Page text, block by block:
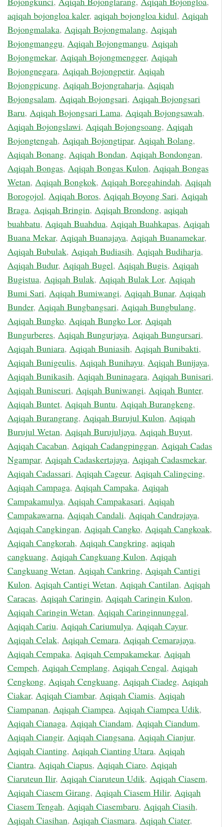
aqiqah bojongloa kaler, aqiqah bojongloa kidul, Aqiqah
Bojongmalaka, Aqiqah Bojongmalang, Aqiqah
Bojongmanggu, Aqiqah Bojongmangu, Aqiqah
Bojongmekar, Aqiqah Bojongmengger, Aqiqah
Bojongnegara, Aqiqah Bojongpetir, Aqiqah
Bojongpicung, Aqiqah Bojongraharja, Aqiqah
Bojongsalam, Aqiqah Bojongsari, Aqiqah Bojongsari
Baru, Aqiqah Bojongsari Lama, Aqiqah Bojongsawah,
Aqiqah Bojongslawi, Aqiqah Bojongsoang, Aqiqah
Bojongtengah, Aqiqah Bojongtipar, Aqiqah Bolang,
Aqiqah Bonang, Aqiqah Bondan, Aqiqah Bondongan,
Aqiqah Bongas, Aqiqah Bongas Kulon, Aqiqah Bongas
Wetan, Aqiqah Bongkok, Aqiqah Boregahindah, Aqiqah
Borogojol, Aqiqah Boros, Aqiqah Boyong Sari, Aqiqah
Braga, Aqiqah Bringin, Aqiqah Brondong, aqiqah
buahbatu, Aqiqah Buahdua, Aqiqah Buahkapas, Aqiqah
Buana Mekar, Aqiqah Buanajaya, Aqiqah Buanamekar,
Aqiqah Bubulak, Aqiqah Budiasih, Aqiqah Budiharja,
Aqiqah Budur, Aqiqah Bugel, Aqiqah Bugis, Aqiqah
Bugistua, Aqiqah Bulak, Aqiqah Bulak Lor, Aqiqah
Bumi Sari, Aqiqah Bumiwangi, Aqiqah Bunar, Aqiqah
Bunder, Aqiqah Bungbangsari, Aqiqah Bungbulang,
Aqiqah Bungko, Aqiqah Bungko Lor, Aqiqah
Bungurberes, Aqiqah Bungurjaya, Aqiqah Bungursari,
Aqiqah Buniara, Aqiqah Buniasih, Aqiqah Bunibakti,
Aqiqah Bunigeulis, Aqiqah Bunihayu, Aqiqah Bunijaya,
Aqiqah Bunikasih, Aqiqah Buninagara, Aqiqah Bunisari,
Aqiqah Buniseuri, Aqiqah Buniwangi, Aqiqah Bunter,
Aqiqah Buntet, Aqiqah Buntu, Aqiqah Burangkeng,
Aqiqah Burangrang, Aqiqah Burujul Kulon, Aqiqah
Burujul Wetan, Aqiqah Burujuljaya, Aqiqah Buyut,
Aqiqah Cacaban, Aqiqah Cadangpinggan, Aqiqah Cadas
Ngampar, Aqiqah Cadaskertajaya, Aqiqah Cadasmekar,
Aqiqah Cadassari, Aqiqah Cageur, Aqiqah Calingcing,
Aqiqah Campaga, Aqiqah Campaka, Aqiqah
Campakamulya, Aqiqah Campakasari, Aqiqah
Campakawarna, Aqiqah Candali, Aqiqah Candrajaya,
Aqiqah Cangkingan, Aqiqah Cangko, Aqiqah Cangkoak,
Aqiqah Cangkorah, Aqiqah Cangkring, aqiqah
cangkuang, Aqiqah Cangkuang Kulon, Aqiqah
Cangkuang Wetan, Aqiqah Cankring, Aqiqah Cantigi
Kulon, Aqiqah Cantigi Wetan, Aqiqah Cantilan, Aqiqah
Caracas, Aqiqah Caringin, Aqiqah Caringin Kulon,
Aqiqah Caringin Wetan, Aqiqah Caringinnunggal,
Aqiqah Cariu, Aqiqah Cariumulya, Aqiqah Cayur,
Aqiqah Celak, Aqiqah Cemara, Aqiqah Cemarajaya,
Aqiqah Cempaka, Aqiqah Cempakamekar, Aqiqah
Cempeh, Aqiqah Cemplang, Aqiqah Cengal, Aqiqah
Cengkong, Aqiqah Cengkuang, Aqiqah Ciadeg, Aqiqah
Ciakar, Aqiqah Ciambar, Aqiqah Ciamis, Aqiqah
Ciampanan, Aqiqah Ciampea, Aqiqah Ciampea Udik,
Aqiqah Cianaga, Aqiqah Ciandam, Aqiqah Ciandum,
Aqiqah Ciangir, Aqiqah Ciangsana, Aqiqah Cianjur,
Aqiqah Cianting, Aqiqah Cianting Utara, Aqiqah
Ciantra, Aqiqah Ciapus, Aqiqah Ciaro, Aqiqah
Ciaruteun Ilir, Aqiqah Ciaruteun Udik, Aqiqah Ciasem,
Aqiqah Ciasem Girang, Aqiqah Ciasem Hilir, Aqiqah
Ciasem Tengah, Aqiqah Ciasembaru, Aqiqah Ciasih,
Aqiqah Ciasihan, Aqiqah Ciasmara, Aqiqah Ciater,